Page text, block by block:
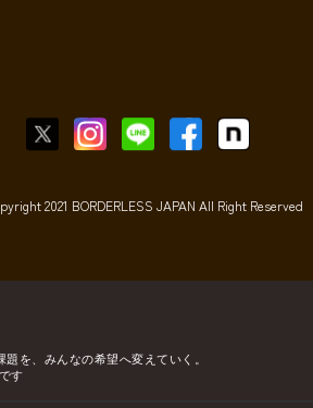
2021 BORDERLESS JAPAN All Right Reserved
題を、みんなの希望へ変えていく。
す